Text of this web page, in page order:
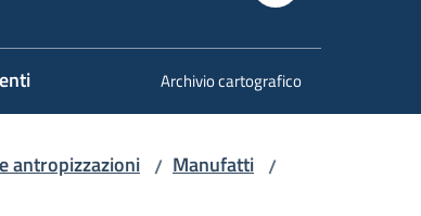
Archivio cartografico
antropizzazioni / Manufatti /